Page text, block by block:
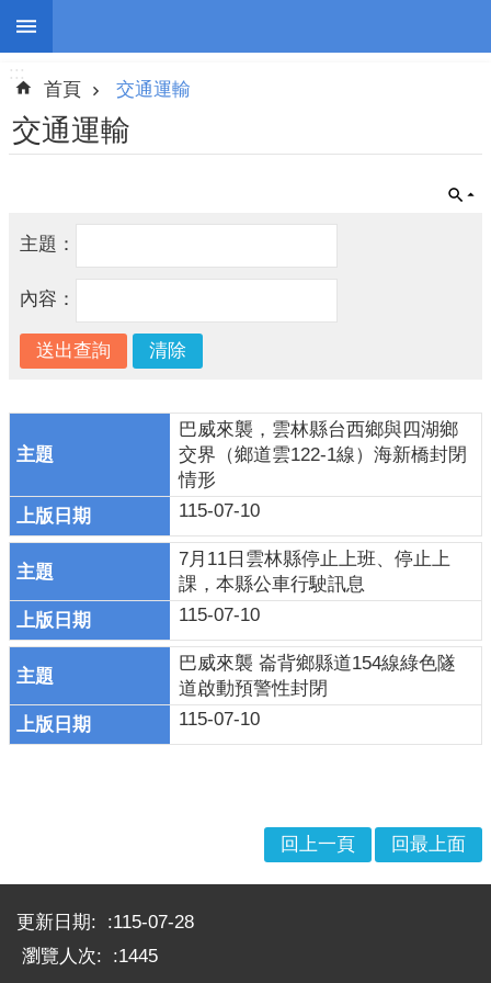
跳到主要內容區塊
進
階
搜
尋
停
停
防
新
聞
戒
公
告
疏
散
容
捐
害
助
資
:::
首頁 交通運輸
交通運輸
主題：
內容：
巴威來襲，雲林縣台西鄉與四湖鄉
交界（鄉道雲122-1線）海新橋封閉
情形
115-07-10
7月11日雲林縣停止上班、停止上
課，本縣公車行駛訊息
115-07-10
巴威來襲 崙背鄉縣道154線綠色隧
道啟動預警性封閉
115-07-10
回上一頁 回最上面
更新日期:
115-07-28
瀏覽人次:
1445